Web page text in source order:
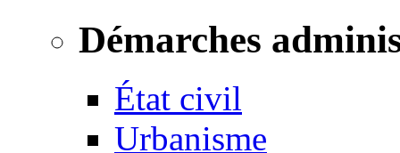
Démarches
État civil
Urbanisme